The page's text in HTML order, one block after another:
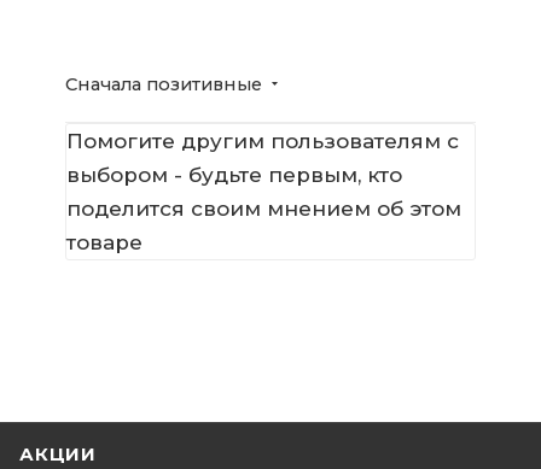
Сначала позитивные
Помогите другим пользователям с
выбором - будьте первым, кто
поделится своим мнением об этом
товаре
АКЦИИ